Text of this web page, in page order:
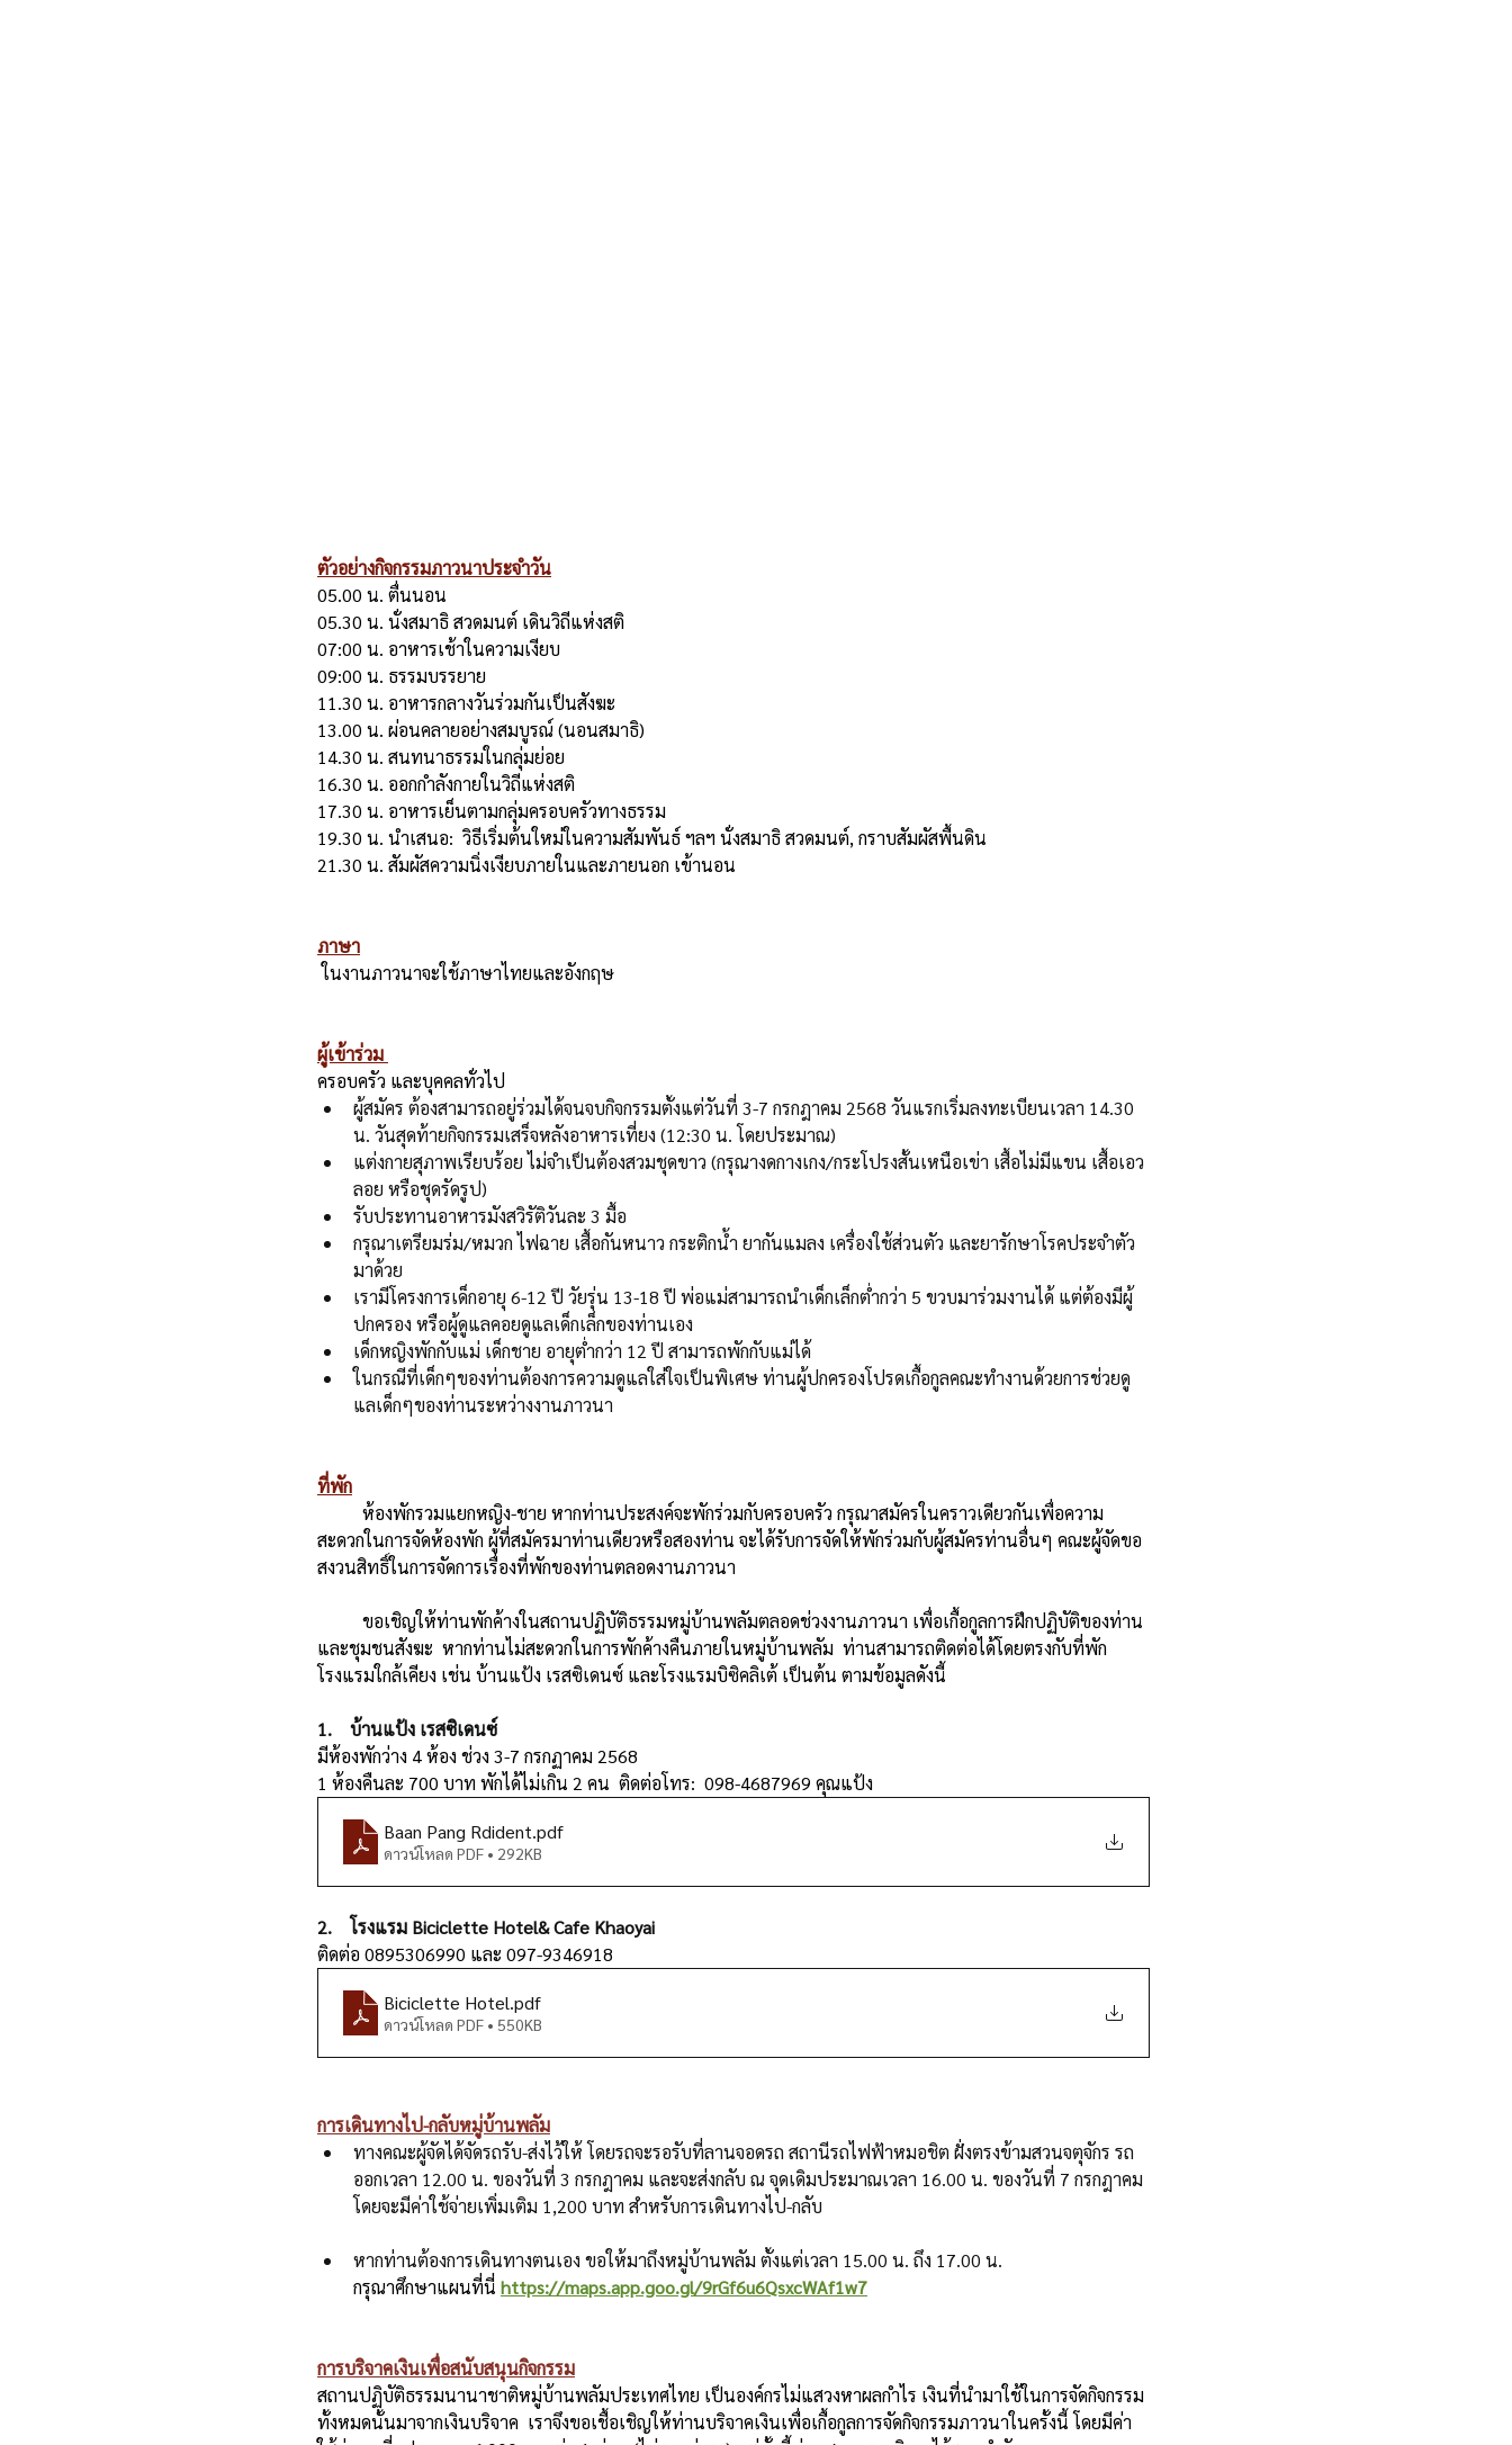
ตัวอย่างกิจกรรมภาวนาประจำวัน
05.00 น. ตื่นนอน
05.30 น. นั่งสมาธิ สวดมนต์ เดินวิถีแห่งสติ
07:00 น. อาหารเช้าในความเงียบ
09:00 น. ธรรมบรรยาย
11.30 น. อาหารกลางวันร่วมกันเป็นสังฆะ
13.00 น. ผ่อนคลายอย่างสมบูรณ์ (นอนสมาธิ)
14.30 น. สนทนาธรรมในกลุ่มย่อย
16.30 น. ออกกำลังกายในวิถีแห่งสติ
17.30 น. อาหารเย็นตามกลุ่มครอบครัวทางธรรม
19.30 น. นำเสนอ:  วิธีเริ่มต้นใหม่ในความสัมพันธ์ ฯลฯ นั่งสมาธิ สวดมนต์, กราบสัมผัสพื้นดิน
21.30 น. สัมผัสความนิ่งเงียบภายในและภายนอก เข้านอน
ภาษา
ในงานภาวนาจะใช้ภาษาไทยและอังกฤษ
ผู้เข้าร่วม
ครอบครัว และบุคคลทั่วไป
ผู้สมัคร ต้องสามารถอยู่ร่วมได้จนจบกิจกรรมตั้งแต่วันที่ 3-7 กรกฎาคม 2568 วันแรกเริ่มลงทะเบียนเวลา 14.30
น. วันสุดท้ายกิจกรรมเสร็จหลังอาหารเที่ยง (12:30 น. โดยประมาณ)
แต่งกายสุภาพเรียบร้อย ไม่จำเป็นต้องสวมชุดขาว (กรุณางดกางเกง/กระโปรงสั้นเหนือเข่า เสื้อไม่มีแขน เสื้อเอว
ลอย หรือชุดรัดรูป)
รับประทานอาหารมังสวิรัติวันละ 3 มื้อ
กรุณาเตรียมร่ม/หมวก ไฟฉาย เสื้อกันหนาว กระติกน้ำ ยากันแมลง เครื่องใช้ส่วนตัว และยารักษาโรคประจำตัว
มาด้วย
เรามีโครงการเด็กอายุ 6-12 ปี วัยรุ่น 13-18 ปี พ่อแม่สามารถนำเด็กเล็กต่ำกว่า 5 ขวบมาร่วมงานได้ แต่ต้องมีผู้
ปกครอง หรือผู้ดูแลคอยดูแลเด็กเล็กของท่านเอง
เด็กหญิงพักกับแม่ เด็กชาย อายุต่ำกว่า 12 ปี สามารถพักกับแม่ได้
ในกรณีที่เด็กๆของท่านต้องการความดูแลใส่ใจเป็นพิเศษ ท่านผู้ปกครองโปรดเกื้อกูลคณะทำงานด้วยการช่วยดู
แลเด็กๆของท่านระหว่างงานภาวนา
ที่พัก
สะดวกในการจัดห้องพัก ผู้ที่สมัครมาท่านเดียวหรือสองท่าน จะได้รับการจัดให้พักร่วมกับผู้สมัครท่านอื่นๆ คณะผู้จัดขอ
สงวนสิทธิ์ในการจัดการเรื่องที่พักของท่านตลอดงานภาวนา
และชุมชนสังฆะ  หากท่านไม่สะดวกในการพักค้างคืนภายในหมู่บ้านพลัม  ท่านสามารถติดต่อได้โดยตรงกับที่พัก
โรงแรมใกล้เคียง เช่น บ้านแป้ง เรสซิเดนซ์ และโรงแรมบิซิคลิเต้ เป็นต้น ตามข้อมูลดังนี้
1.    บ้านแป้ง เรสซิเดนซ์
มีห้องพักว่าง 4 ห้อง ช่วง 3-7 กรกฏาคม 2568
1 ห้องคืนละ 700 บาท พักได้ไม่เกิน 2 คน  ติดต่อโทร:  098-4687969 คุณแป้ง
Baan Pang Rdident.pdf
ดาวน์โหลด PDF • 292KB
2.    โรงแรม Biciclette Hotel& Cafe Khaoyai
ติดต่อ 0895306990 และ 097-9346918
Biciclette Hotel.pdf
ดาวน์โหลด PDF • 550KB
การเดินทางไป-กลับหมู่บ้านพลัม
ทางคณะผู้จัดได้จัดรถรับ-ส่งไว้ให้ โดยรถจะรอรับที่ลานจอดรถ สถานีรถไฟฟ้าหมอชิต ฝั่งตรงข้ามสวนจตุจักร รถ
ออกเวลา 12.00 น. ของวันที่ 3 กรกฎาคม และจะส่งกลับ ณ จุดเดิมประมาณเวลา 16.00 น. ของวันที่ 7 กรกฎาคม
โดยจะมีค่าใช้จ่ายเพิ่มเติม 1,200 บาท สำหรับการเดินทางไป-กลับ
หากท่านต้องการเดินทางตนเอง ขอให้มาถึงหมู่บ้านพลัม ตั้งแต่เวลา 15.00 น. ถึง 17.00 น.
กรุณาศึกษาแผนที่นี่ https://maps.app.goo.gl/9rGf6u6QsxcWAf1w7
การบริจาคเงินเพื่อสนับสนุนกิจกรรม
สถานปฏิบัติธรรมนานาชาติหมู่บ้านพลัมประเทศไทย เป็นองค์กรไม่แสวงหาผลกำไร เงินที่นำมาใช้ในการจัดกิจกรรม
ทั้งหมดนั้นมาจากเงินบริจาค  เราจึงขอเชื้อเชิญให้ท่านบริจาคเงินเพื่อเกื้อกูลการจัดกิจกรรมภาวนาในครั้งนี้ โดยมีค่า